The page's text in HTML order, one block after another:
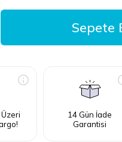
14 Gün İade
Garantisi